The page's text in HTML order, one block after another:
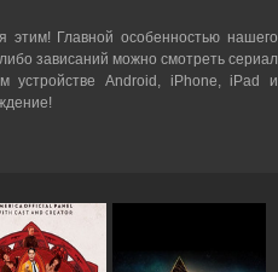
Главной особенностью нашего
зависаний можно смотреть cериал
устройстве Android, iPhone, iPad и